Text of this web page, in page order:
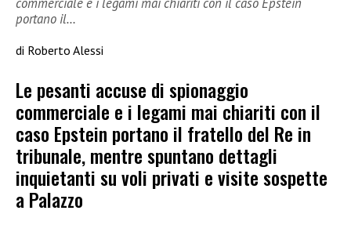
portano il…
di Roberto Alessi
Le pesanti accuse di spionaggio
commerciale e i legami mai chiariti con il
caso Epstein portano il fratello del Re in
tribunale, mentre spuntano dettagli
inquietanti su voli privati e visite sospette
a Palazzo